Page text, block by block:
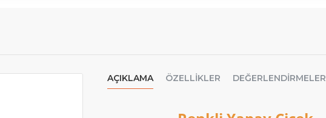
AÇIKLAMA ÖZELLIKLER DEĞERLENDIRMELER